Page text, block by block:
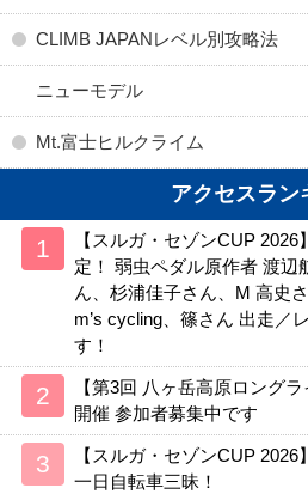
CLIMB JAPANレベル別攻略法
ニューモデル
Mt.富士ヒルクライム
アクセスラン
【スルガ・セゾンCUP
定！ 弱虫ペダル原作者 渡辺
ん、杉浦佳子さん、M 高史
m’s cycling、篠さん 出走／
す！
【第3回 八ヶ岳高原ロング
開催 参加者募集中です
【スルガ・セゾンCUP 2026
一日自転車三昧！